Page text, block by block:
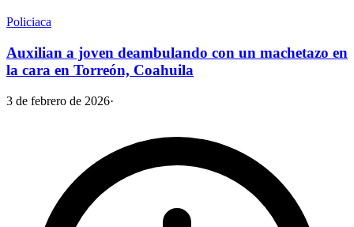
Policiaca
Auxilian a joven deambulando con un machetazo en
la cara en Torreón, Coahuila
3 de febrero de 2026·